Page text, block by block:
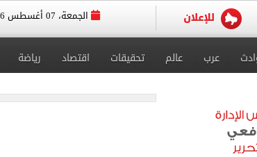
الجمعة، 07 أغسطس 2026
عرب عالم تحقيقات اقتصاد رياضة